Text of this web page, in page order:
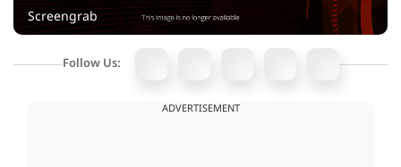
Screengrab
Follow Us:
ADVERTISEMENT